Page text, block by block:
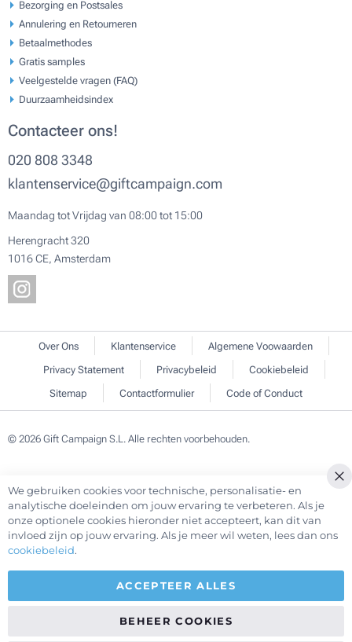
Bezorging en Postsales
Annulering en Retourneren
Betaalmethodes
Gratis samples
Veelgestelde vragen (FAQ)
Duurzaamheidsindex
Contacteer ons!
020 808 3348
klantenservice@giftcampaign.com
Maandag tot Vrijdag van 08:00 tot 15:00
Herengracht 320
1016 CE, Amsterdam
Over Ons Klantenservice
Algemene Voowaarden
Privacy Statement
Privacybeleid
Cookiebeleid
Sitemap
Contactformulier Code of Conduct
© 2026 Gift Campaign S.L. Alle rechten voorbehouden.
We gebruiken cookies voor technische, personalisatie- en
analytische doeleinden om jouw ervaring te verbeteren. Als je
onze optionele cookies hieronder niet accepteert, kan dit van
invloed zijn op jouw ervaring. Als je meer wil weten, lees dan ons
cookiebeleid.
ACCEPTEER ALLES
BEHEER COOKIES